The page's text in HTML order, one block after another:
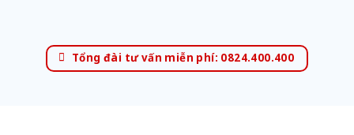
Tổng đài tư vấn miễn phí: 0824.400.400